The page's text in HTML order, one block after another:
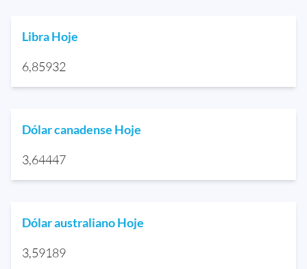
Libra Hoje
6,85932
Dólar canadense Hoje
3,64447
Dólar australiano Hoje
3,59189